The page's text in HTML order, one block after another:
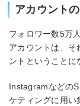
アカウント
フォロワー数5万
アカウントは、そ
ントということに
Instagramなどの
ケティングに用い